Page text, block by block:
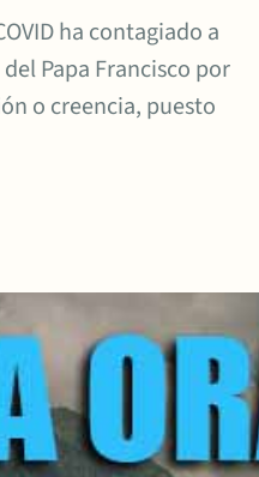
ha contagiado a
Papa Francisco por
o creencia, puesto